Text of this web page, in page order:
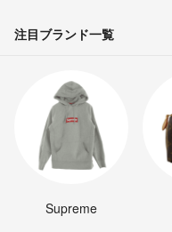
注目ブランド一覧
Supreme